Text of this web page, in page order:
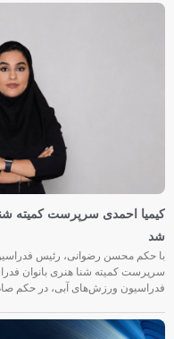
کیمیا احمدی سرپرست کمیته
شد
با حکم محسن رضوانی، رئیس
سرپرست کمیته شنا هنری بانوان
فدراسیون ورزش‌های آبی، در حکم